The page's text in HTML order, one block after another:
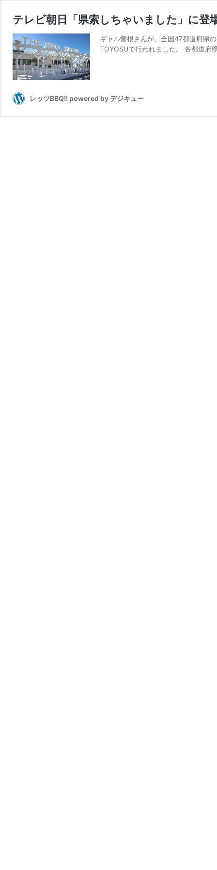
テレビ朝日「県索しちゃいました」に登
ギャル曽根さんが、全国47都道府県
TOYOSUで行われました。 各都道
レッツBBQ!! powered by デジキュー